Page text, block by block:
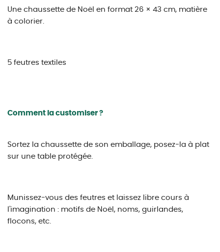
Une chaussette de Noël en format 26 × 43 cm, matière
à colorier.
5 feutres textiles
Comment la customiser ?
Sortez la chaussette de son emballage, posez-la à plat
sur une table protégée.
Munissez-vous des feutres et laissez libre cours à
l'imagination : motifs de Noël, noms, guirlandes,
flocons, etc.